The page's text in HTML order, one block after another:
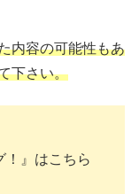
内容の可能性もあ
下さい。
！』はこちら